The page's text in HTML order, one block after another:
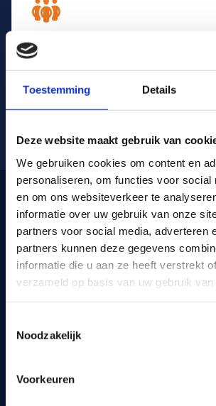
Toestemming Details
Deze website maakt gebruik van
We gebruiken cookies om content en
personaliseren, om functies voor social
en om ons websiteverkeer te
informatie over uw gebruik van onze
partners voor social media, adverteren
partners kunnen deze gegevens
informatie die u aan ze heeft verstrekt
verzameld op basis van uw gebruik van
Noodzakelijk
Voorkeuren
Persoonlijk contact
Geen wisselende accountmanagers,
WAT IS INTERIM
Interim financieel
inhuren: tijdelijk en
Bij interim huur je een ervaren
inzetbaar, en je kunt flexibel
wanneer de werkdruk verandert.
een project of een overbrugging,
vast dienstverband aangaat.